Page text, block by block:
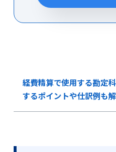
経費精算で使用する勘定
するポイントや仕訳例も